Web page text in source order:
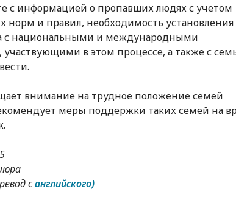
с информацией о пропавших людях с учетом
и правил, необходимость установления
с национальными и международными
участвующими в этом процессе, а также с
внимание на трудное положение семей
меры поддержки таких семей на
санглийского)